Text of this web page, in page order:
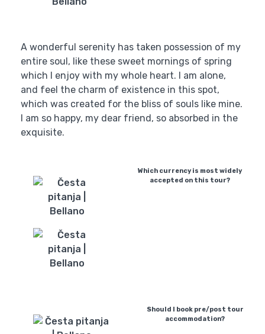
A wonderful serenity has taken possession of my
entire soul, like these sweet mornings of spring
which I enjoy with my whole heart. I am alone,
and feel the charm of existence in this spot,
which was created for the bliss of souls like mine.
I am so happy, my dear friend, so absorbed in the
exquisite.
Which currency is most widely
accepted on this tour?
Should I book pre/post tour
accommodation?